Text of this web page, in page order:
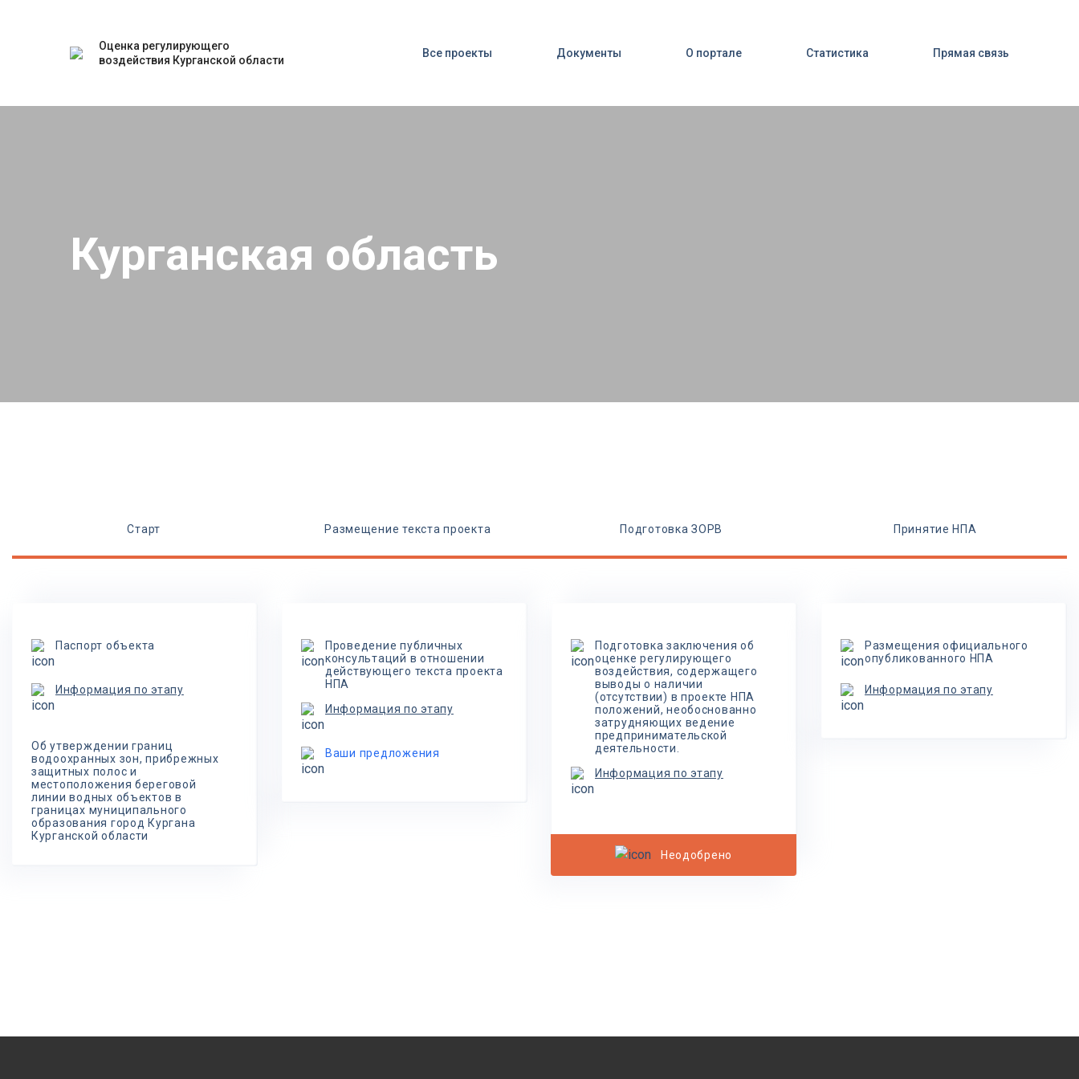
Оценка регулирующего
воздействия Курганской области
Все проекты Документы О портале Статистика Прямая связь
Курганская область
Старт Размещение текста проекта Подготовка ЗОРВ Принятие НПА
Паспорт объекта
Информация по этапу
Об утверждении границ
водоохранных зон, прибрежных
защитных полос и
местоположения береговой
линии водных объектов в
границах муниципального
образования город Кургана
Курганской области
Проведение публичных
консультаций в отношении
действующего текста проекта
НПА
Информация по этапу
Ваши предложения
Подготовка заключения об
оценке регулирующего
воздействия, содержащего
выводы о наличии
(отсутствии) в проекте НПА
положений, необоснованно
затрудняющих ведение
предпринимательской
деятельности.
Информация по этапу
Неодобрено
Размещения официального
опубликованного НПА
Информация по этапу